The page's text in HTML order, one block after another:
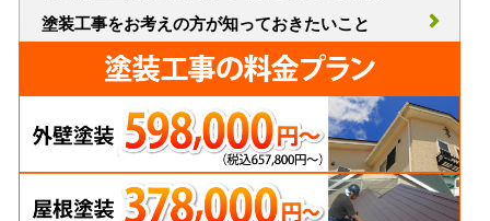
塗装工事をお考えの方が知っておきたいこと